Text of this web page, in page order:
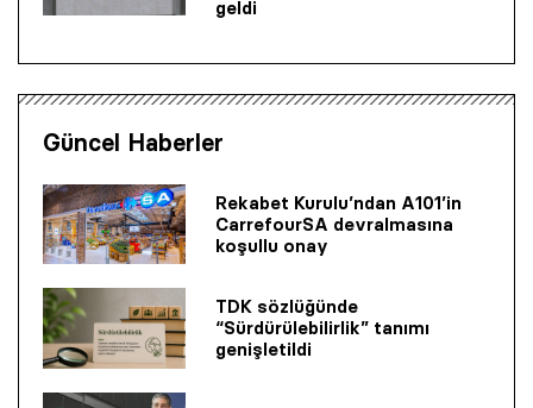
geldi
Güncel Haberler
Rekabet Kurulu’ndan A101’in
CarrefourSA devralmasına
koşullu onay
TDK sözlüğünde
“Sürdürülebilirlik” tanımı
genişletildi